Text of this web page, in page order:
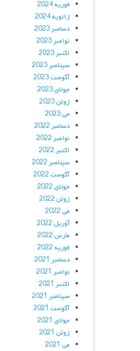
فوریه 2024
ژانویه 2024
دسامبر 2023
نوامبر 2023
اکتبر 2023
سپتامبر 2023
آگوست 2023
جولای 2023
ژوئن 2023
می 2023
دسامبر 2022
نوامبر 2022
اکتبر 2022
سپتامبر 2022
آگوست 2022
جولای 2022
ژوئن 2022
می 2022
آوریل 2022
مارس 2022
فوریه 2022
دسامبر 2021
نوامبر 2021
اکتبر 2021
سپتامبر 2021
آگوست 2021
جولای 2021
ژوئن 2021
می 2021